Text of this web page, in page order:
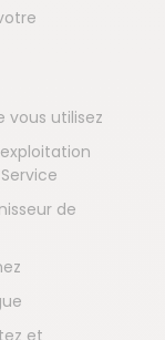
vous utilisez
de